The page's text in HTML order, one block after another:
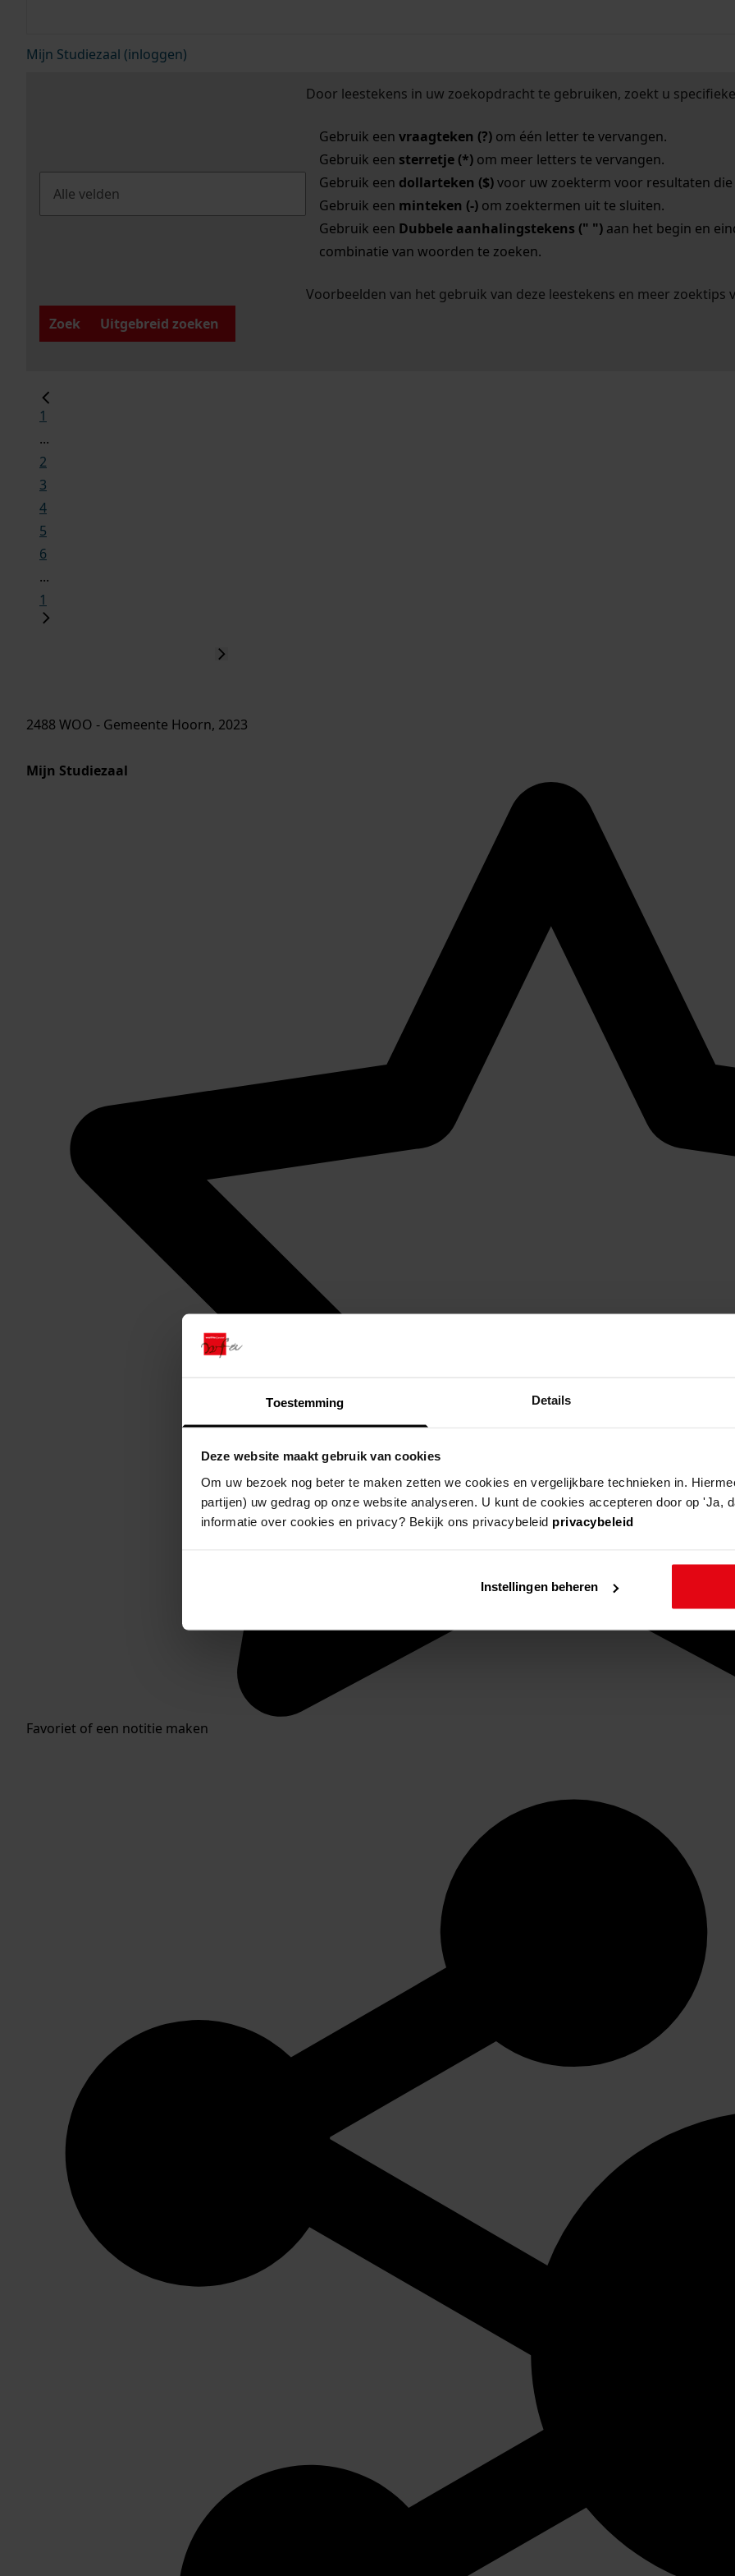
Toestemming Details
Deze website maakt gebruik van cookies
Om uw bezoek nog beter te maken zetten we cookies en vergelijkbare technieken in.
partijen) uw gedrag op onze website analyseren. U kunt de cookies accepteren door op 'Ja,
informatie over cookies en privacy? Bekijk ons privacybeleid privacybeleid
Instellingen beheren
Mijn Studiezaal (inloggen)
Door leestekens in uw zoekopdracht te gebruiken, zoekt u
Gebruik een vraagteken (?)om één letter te vervangen.
Gebruik een sterretje (*)om meer letters te vervangen.
Gebruik een dollarteken ($)voor uw zoekterm voor resultaten die
Gebruik een minteken (-)om zoektermen uit te sluiten.
Gebruik een Dubbele aanhalingstekens (" ")aan het begin en
combinatie van woorden te zoeken.
Voorbeelden van het gebruik van deze leestekens en meer zoektips
Zoek
Uitgebreid zoeken
1
...
2
3
4
5
6
...
1
2488 WOO - Gemeente Hoorn, 2023
Mijn Studiezaal
Favoriet of een notitie maken